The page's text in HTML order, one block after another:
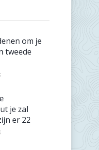
om je
tweede
je zal
er 22